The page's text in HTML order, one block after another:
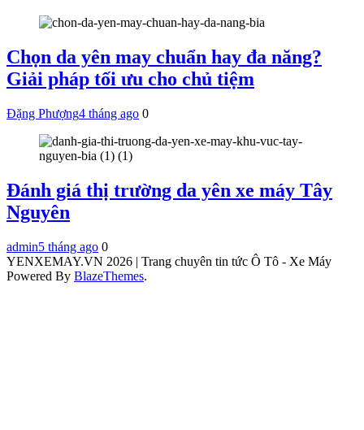
Chọn da yên may chuẩn hay đa năng?
Giải pháp tối ưu cho chủ tiệm
Đặng Phượng4 tháng ago 0
Đánh giá thị trường da yên xe máy Tây
Nguyên
admin5 tháng ago 0
YENXEMAY.VN 2026 | Trang chuyên tin tức Ô Tô - Xe Máy
Powered By BlazeThemes.